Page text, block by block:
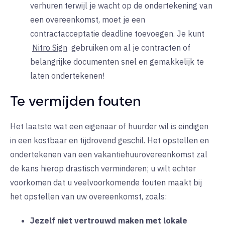
verhuren terwijl je wacht op de ondertekening van
een overeenkomst, moet je een
contractacceptatie deadline toevoegen. Je kunt
Nitro Sign gebruiken om al je contracten of
belangrijke documenten snel en gemakkelijk te
laten ondertekenen!
Te vermijden fouten
Het laatste wat een eigenaar of huurder wil is eindigen
in een kostbaar en tijdrovend geschil. Het opstellen en
ondertekenen van een vakantiehuurovereenkomst zal
de kans hierop drastisch verminderen; u wilt echter
voorkomen dat u veelvoorkomende fouten maakt bij
het opstellen van uw overeenkomst, zoals:
Jezelf niet vertrouwd maken met lokale